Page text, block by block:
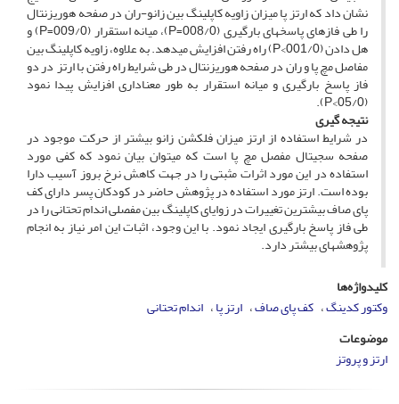
نشان داد که ارتز پا میزان زاویه کاپلینگ بین زانو-ران در صفحه هوریزنتال
را طی فازهای پاسخ­های بارگیری (008/0=P)، میانه استقرار (009/0=P) و
هل دادن (001/0>P) راه رفتن افزایش می­دهد. به علاوه، زاویه کاپلینگ بین
مفاصل مچ پا و ران در صفحه هوریزنتال در طی شرایط راه رفتن با ارتز در دو
فاز پاسخ بارگیری و میانه استقرار به طور معناداری افزایش پیدا نمود
(05/0>P).
نتیجه­ گیری
در شرایط استفاده از ارتز میزان فلکشن زانو بیشتر از حرکت موجود در
صفحه سجیتال مفصل مچ پا است که می­توان بیان نمود که کفی مورد
استفاده در این مورد اثرات مثبتی را در جهت کاهش نرخ بروز آسیب دارا
بوده است. ارتز مورد استفاده در پژوهش حاضر در کودکان پسر دارای کف
پای صاف بیشترین تغییرات در زوایای کاپلینگ بین مفصلی اندام تحتانی را در
طی فاز پاسخ بارگیری ایجاد نمود. با این وجود، اثبات این امر نیاز به انجام
پژوهش­های بیشتر دارد.
کلیدواژه‌ها
وکتور کدینگ کف پای صاف ارتز پا اندام تحتانی
موضوعات
ارتز و پروتز